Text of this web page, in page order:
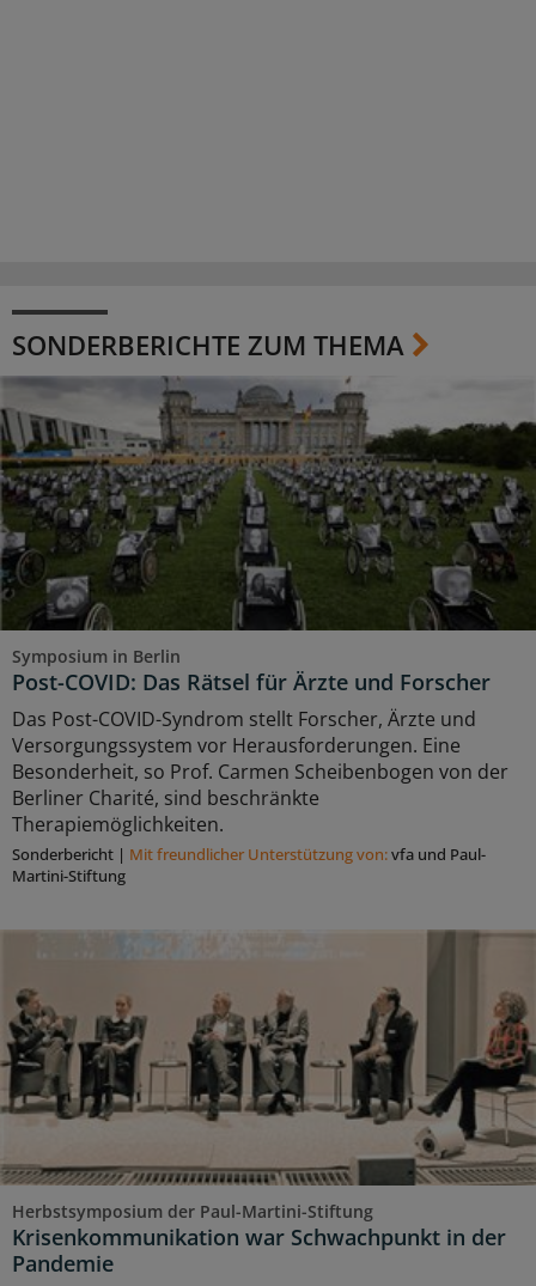
SONDERBERICHTE ZUM THEMA
Symposium in Berlin
Post-COVID: Das Rätsel für Ärzte und Forscher
Das Post-COVID-Syndrom stellt Forscher, Ärzte und
Versorgungssystem vor Herausforderungen. Eine
Besonderheit, so Prof. Carmen Scheibenbogen von der
Berliner Charité, sind beschränkte
Therapiemöglichkeiten.
Sonderbericht | Mit freundlicher Unterstützung von:vfa und Paul-
Martini-Stiftung
Herbstsymposium der Paul-Martini-Stiftung
Krisenkommunikation war Schwachpunkt in der
Pandemie